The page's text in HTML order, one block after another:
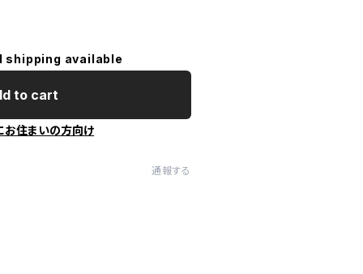
shipping available
to cart
お住まいの方向け
通報する